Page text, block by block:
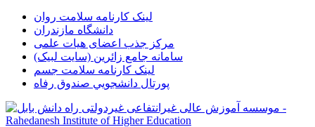
لینک کارنامه سلامت روان
دانشگاه مازندران
مرکز جذب اعضای هیات علمی
سامانه جامع زائرین (سایت لبیک)
لینک کارنامه سلامت جسم
پورتال دانشجويي صندوق رفاه